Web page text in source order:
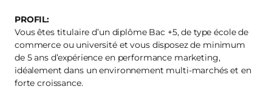
PROFIL:
Vous êtes titulaire d’un diplôme Bac +5, de type école de
commerce ou université et vous disposez de minimum
de 5 ans d’expérience en performance marketing,
idéalement dans un environnement multi-marchés et en
forte croissance.